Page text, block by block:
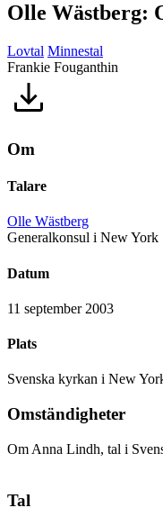
Olle Wästberg:
Lovtal Minnestal
Frankie Fouganthin
Om
Talare
Olle Wästberg
Generalkonsul i New York
Datum
11 september 2003
Plats
Svenska kyrkan i New
Omständigheter
Om Anna Lindh, tal i
Tal